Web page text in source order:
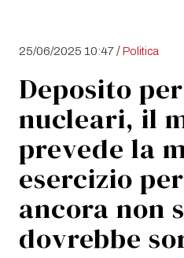
25/06/2025 10:47/Politica
Deposito
nucleari, il
prevede la
esercizio
ancora non
dovrebbe